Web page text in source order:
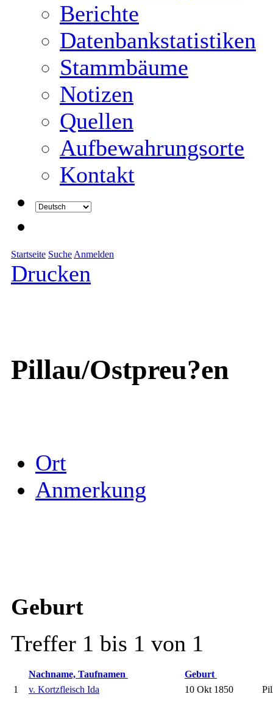
Berichte
Datenbankstatistiken
Stammbäume
Notizen
Quellen
Aufbewahrungsorte
Kontakt
Startseite Suche Anmelden
Drucken
Pillau/Ostpreu?en
Ort
Anmerkung
Geburt
Treffer 1 bis 1 von 1
Nachname, Taufnamen
Geburt
1
v. Kortzfleisch Ida 10 Okt 1850